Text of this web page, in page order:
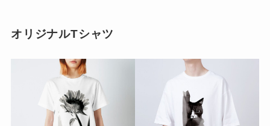
オリジナルTシャツ